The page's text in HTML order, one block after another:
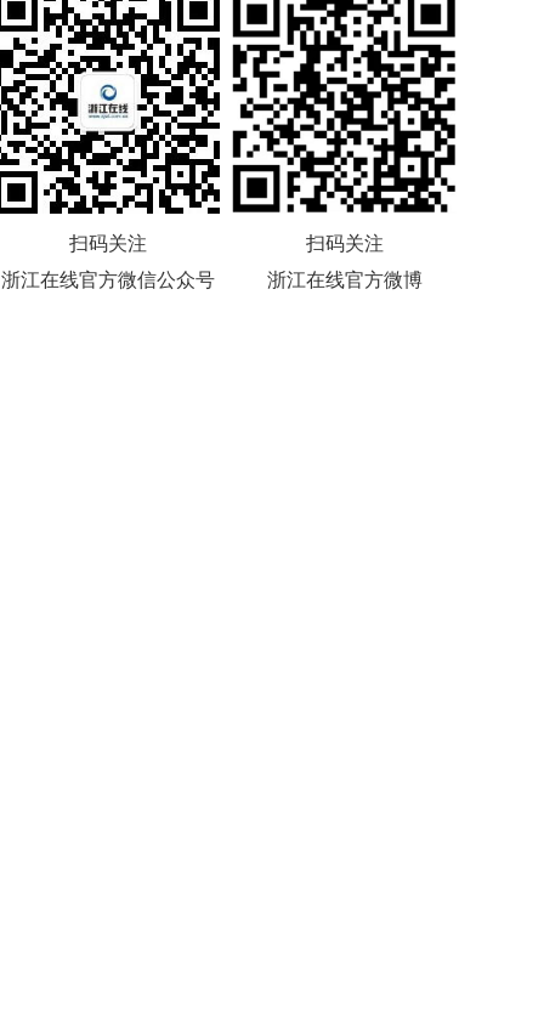
扫码关注
浙江在线官方微信公众号
扫码关注
浙江在线官方微博